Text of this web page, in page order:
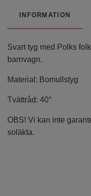
INFORMATION
Svart tyg med Polks
barnvagn.
Material: Bomullstyg
Tvättråd: 40°
OBS! Vi kan inte
soläkta.